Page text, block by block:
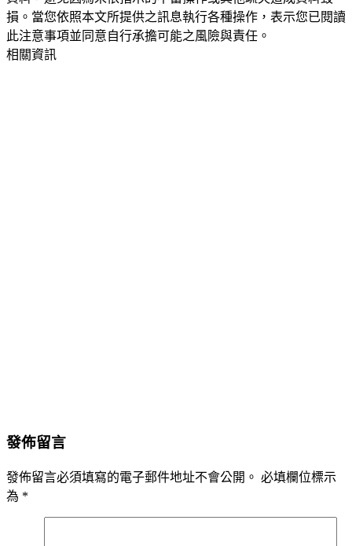
損。當您依照本文所提供之訊息執行各種操作，表示您已閱讀
此注意事項並同意自行承擔可能之風險與責任。
相關資訊
發佈留言
發佈留言必須填寫的電子郵件地址不會公開。 必填欄位標示
為 *